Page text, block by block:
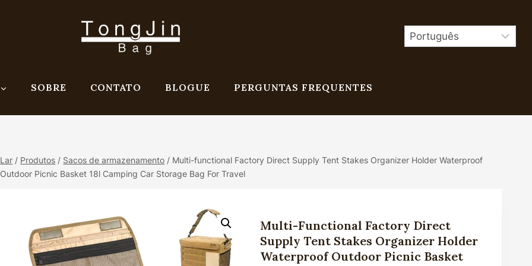
SOBRE CONTATO BLOGUE PERGUNTAS FREQUENTES
Lar / Produtos / Sacos de armazenamento / Multi-functional Factory Direct Supply Tent Stakes Organizer Holder Waterproof
Outdoor Picnic Basket 18l Camping Car Storage Bag For Travel
Multi-Functional Factory Direct
Supply Tent Stakes Organizer Holder
Waterproof Outdoor Picnic Basket